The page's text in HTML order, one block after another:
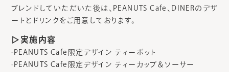
ブレンドしていただいた後は、PEANUTS Cafe、DINERのデザ
ートとドリンクをご用意しております。
▷実施内容
·PEANUTS Cafe限定デザイン ティーポット
·PEANUTS Cafe限定デザイン ティーカップ＆ソーサー